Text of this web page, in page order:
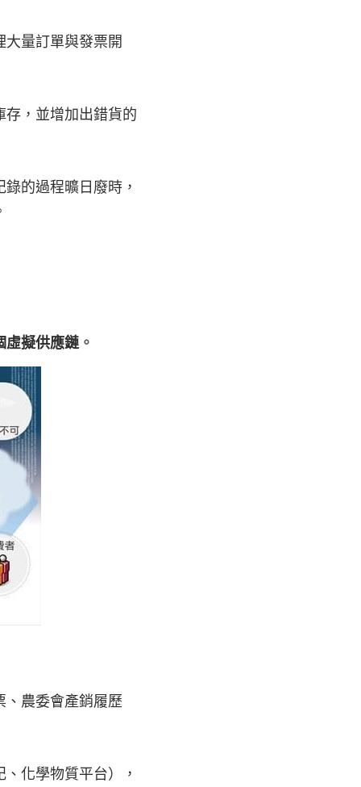
量訂單與發票開
，並增加出錯貨的
的過程曠日廢時，
虛擬供應鏈。
農委會產銷履歷
化學物質平台），